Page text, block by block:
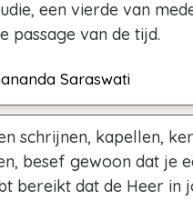
een vierde van
passage van de tijd.
Saraswati
schrijnen, kapellen,
besef gewoon dat je
bereikt dat de Heer in